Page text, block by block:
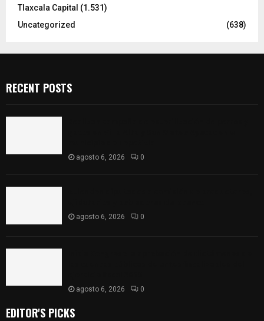
Tlaxcala Capital (1.531)
Uncategorized
(638)
RECENT POSTS
agosto 6, 2026 0
agosto 6, 2026 0
agosto 6, 2026 0
EDITOR'S PICKS